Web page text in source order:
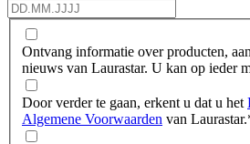
Ontvang informatie over producten,
nieuws van Laurastar. U kan op ieder
Door verder te gaan, erkent u dat u het
Algemene Voorwaarden van Laurastar.